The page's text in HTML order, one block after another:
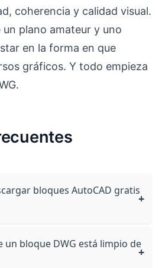
coherencia y calidad visual.
plano amateur y uno
en la forma en que
gráficos. Y todo empieza
bloques AutoCAD gratis
un bloque DWG está limpio de